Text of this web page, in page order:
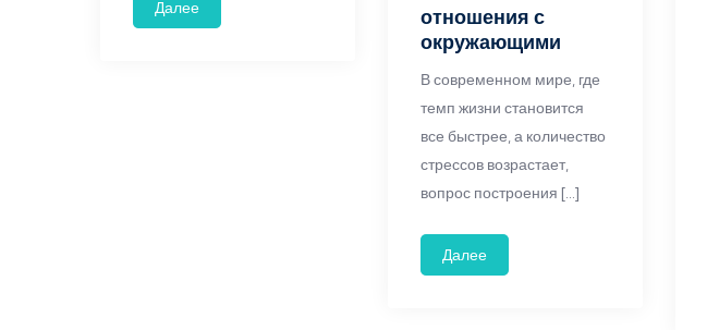
Далее
отношения с
окружающими
В современном мире, где
темп жизни становится
все быстрее, а количество
стрессов возрастает,
вопрос построения […]
Далее